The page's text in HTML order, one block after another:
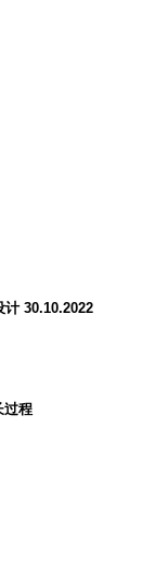
30.10.2022
过程